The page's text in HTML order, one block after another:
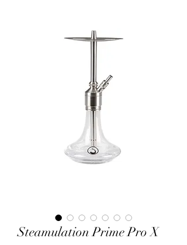
Steamulation Prime Pro X